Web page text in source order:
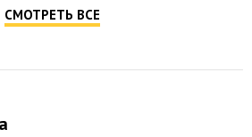
СМОТРЕТЬ ВСЕ